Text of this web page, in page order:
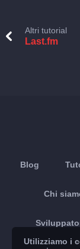
Altri tutorial
Last.fm
Blog
Chi
Utilizziamo i